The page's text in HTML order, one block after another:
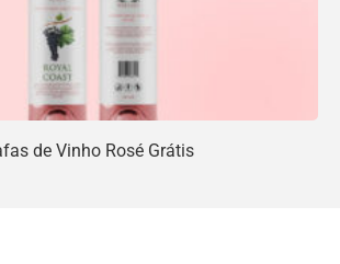
de Vinho Rosé Grátis